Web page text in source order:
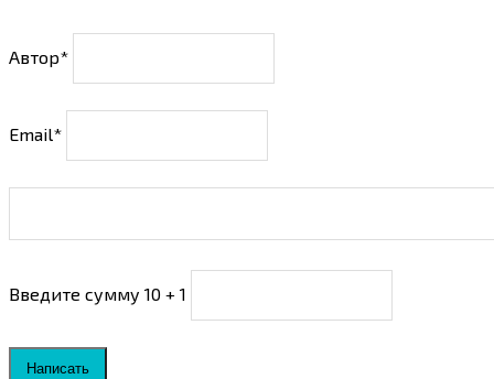
Автор*
Email*
Введите сумму 10 + 1
Написать